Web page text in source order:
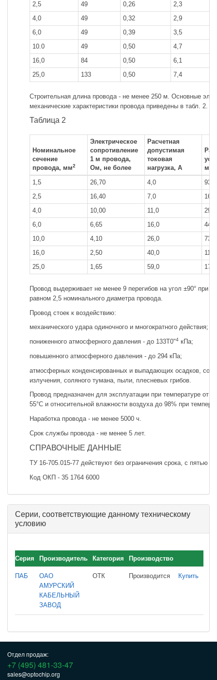
2,5
49 0,26
2,3
4,0
49 0,32
2,9
6,0
49 0,39
3,5
10.0
49 0,50
4,7
16,0
84 0,50
6,1
25,0
133 0,50 7,4
Строительная длина провода - не менее 250 м. Основные
механические характеристики провода приведены в табл. 2.
Таблица 2
Номинальное
сечение
провода, мм2
Электрическое
сопротивление
1 м провода,
Ом, не более
Расчетная
допустимая
токовая
нагрузка, А
1,5
26,70 4,0
931
2,5
16,40 7,0
4,0
10,00 11,0
6,0
6,65 16,0
10,0
4,10 26,0
16,0
2,50 40,0
25,0
1,65 59,0
Провод выдерживает не менее 9 перегибов на угол ±90° при
равном 2,5 номинального диаметра провода.
Провод стоек к воздействию:
механического удара одиночного и многократного действия;
пониженного атмосферного давления - до 133Т0"4 кПа;
повышенного атмосферного давления - до 294 кПа;
атмосферных конденсированных и выпадающих осадков,
излучения, соляного тумана, пыли, плесневых грибов.
Провод предназначен для эксплуатации при температуре от
55°С и относительной влажности воздуха до 98% при
Наработка провода - не менее 5000 ч.
Срок службы провода - не менее 5 лет.
СПРАВОЧНЫЕ ДАННЫЕ
ТУ 16-705.015-77 действуют без ограничения срока, с пятью
Код ОКП - 35 1764 6000
Серии, соответствующие данному техническому
условию
Серия Производитель Категория Производство
ПАБ
ОАО
АМУРСКИЙ
КАБЕЛЬНЫЙ
ЗАВОД
ОТК Производится Купить
Отдел продаж:
+7 (495) 481-33-47
sales@optochip.org